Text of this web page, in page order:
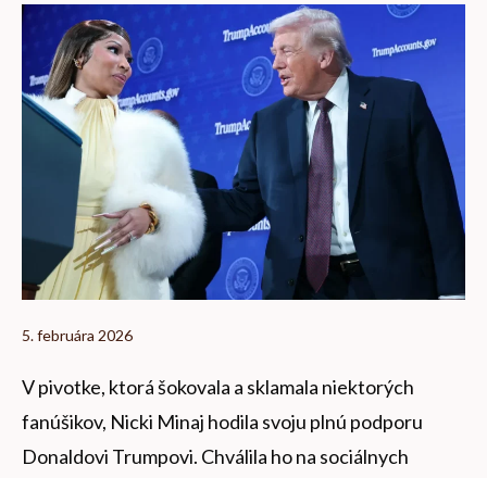
5. februára 2026
V pivotke, ktorá šokovala a sklamala niektorých
fanúšikov, Nicki Minaj hodila svoju plnú podporu
Donaldovi Trumpovi. Chválila ho na sociálnych